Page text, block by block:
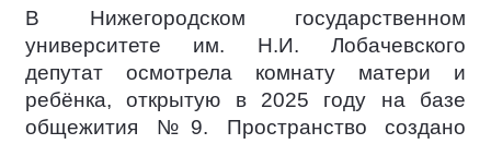
В Нижегородском государственном
университете им. Н.И. Лобачевского
депутат осмотрела комнату матери и
ребёнка, открытую в 2025 году на базе
общежития №9. Пространство создано